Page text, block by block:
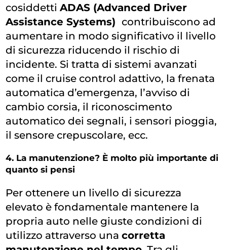
cosiddettiADAS (Advanced Driver
Assistance Systems)contribuiscono ad
aumentare in modo significativo il livello
di sicurezza riducendo il rischio di
incidente. Si tratta di sistemi avanzati
come il cruise control adattivo, la frenata
automatica d’emergenza, l’avviso di
cambio corsia, il riconoscimento
automatico dei segnali, i sensori pioggia,
il sensore crepuscolare, ecc.
4. La manutenzione? È molto più importante di
quanto si pensi
Per ottenere un livello di sicurezza
elevato è fondamentale mantenere la
propria auto nelle giuste condizioni di
utilizzo attraverso unacorretta